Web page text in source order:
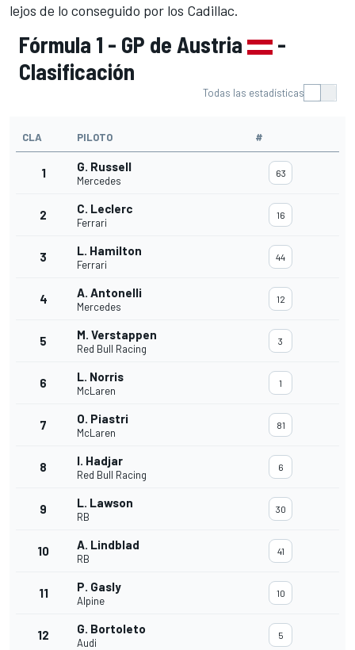
lejos de lo conseguido por los Cadillac.
Fórmula 1 - GP de Austria
-
Clasificación
Todas las estadísticas
CLA PILOTO #
1 G. Russell
Mercedes
63
2 C. Leclerc
Ferrari
16
3 L. Hamilton
Ferrari
44
4 A. Antonelli
Mercedes
12
5 M. Verstappen
Red Bull Racing
3
6 L. Norris
McLaren
1
7 O. Piastri
McLaren
81
8 I. Hadjar
Red Bull Racing
6
9 L. Lawson
RB
30
10 A. Lindblad
RB
41
11 P. Gasly
Alpine
10
12 G. Bortoleto
Audi
5